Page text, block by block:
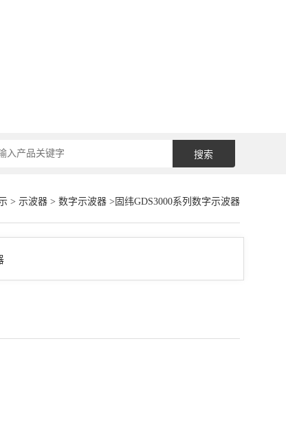
> 示波器> 数字示波器>固纬GDS3000系列数字示波器